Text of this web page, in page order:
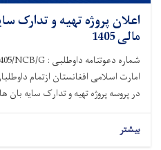
اعلان پروژه تهیه و تدارک
مالی 1405
امارت اسلامی افغانستان ازتمام
در پروسه پروژه تهیه و تدارک سایه بان
بیشتر